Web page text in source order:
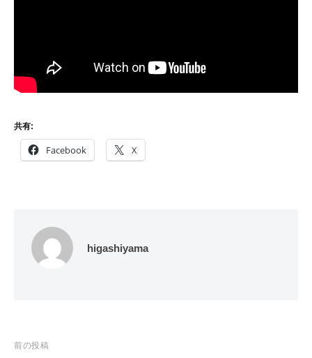
共有:
Facebook X
higashiyama
投
前の投稿